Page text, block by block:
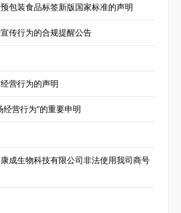
包装食品标签新版国家标准的声明
传行为的合规提醒公告
营行为的声明
经营行为”的重要申明
成生物科技有限公司非法使用我司商号